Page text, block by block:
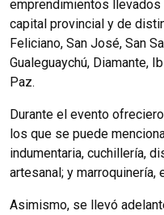
emprendimientos
capital provincial y de
Feliciano, San José, San
Gualeguaychú, Diamante,
Paz.
Durante el evento
los que se puede
indumentaria, cuchillería,
artesanal; y marroquinería,
Asimismo, se llevó